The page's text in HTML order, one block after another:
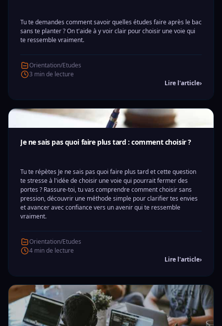
Tu te demandes comment savoir quelles études faire après le bac
sans te planter ? On t'aide à y voir clair pour choisir une voie qui
te ressemble vraiment.
Orientation/Etudes
3 min de lecture
Lire l'article›
Je ne sais pas quoi faire plus tard : comment choisir ?
Tu te répètes Je ne sais pas quoi faire plus tard et cette question
te stresse à l'idée de choisir une voie qui pourrait fermer des
portes ? Rassure-toi, tu vas comprendre comment choisir sans
pression, découvrir une méthode simple pour clarifier tes envies
et avancer avec confiance vers un avenir qui te ressemble
vraiment.
Orientation/Etudes
4 min de lecture
Lire l'article›